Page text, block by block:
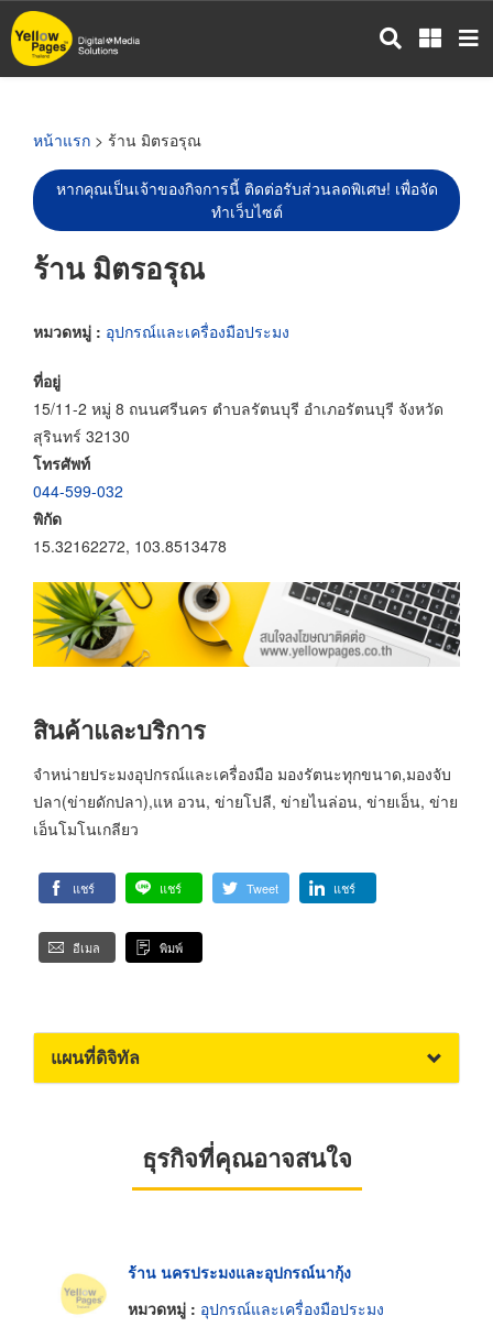
ข้าม
ไป
หน้าแรก > ร้าน มิตรอรุณ
หากคุณเป็นเจ้าของกิจการนี้ ติดต่อรับส่วนลดพิเศษ! เพื่อจัด
ทำเว็บไซต์
ร้าน มิตรอรุณ
หมวดหมู่ : อุปกรณ์และเครื่องมือประมง
ที่อยู่
15/11-2 หมู่ 8 ถนนศรีนคร ตำบลรัตนบุรี อำเภอรัตนบุรี จังหวัด
สุรินทร์ 32130
โทรศัพท์
044-599-032
พิกัด
15.32162272, 103.8513478
สินค้าและบริการ
จำหน่ายประมงอุปกรณ์และเครื่องมือ มองรัตนะทุกขนาด,มองจับ
ปลา(ข่ายดักปลา),แห อวน, ข่ายโปลี, ข่ายไนล่อน, ข่ายเอ็น, ข่าย
เอ็นโมโนเกลียว
แชร์ แชร์ Tweet แชร์
อีเมล พิมพ์
แผนที่ดิจิทัล
ธุรกิจที่คุณอาจสนใจ
ร้าน นครประมงและอุปกรณ์นากุ้ง
หมวดหมู่ : อุปกรณ์และเครื่องมือประมง